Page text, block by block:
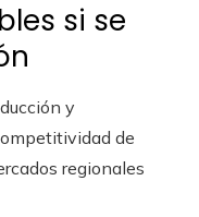
si se
y
de
regionales